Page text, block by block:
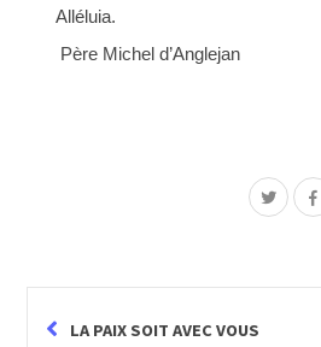
Alléluia.
Père Michel d’Anglejan
LA PAIX SOIT AVEC VOUS